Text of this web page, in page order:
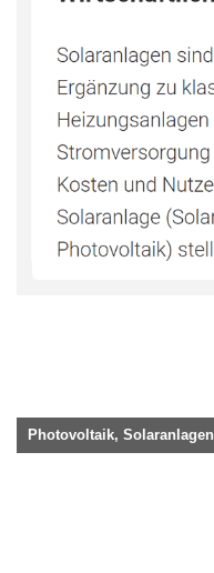
Photovoltaik, Solaranlagen